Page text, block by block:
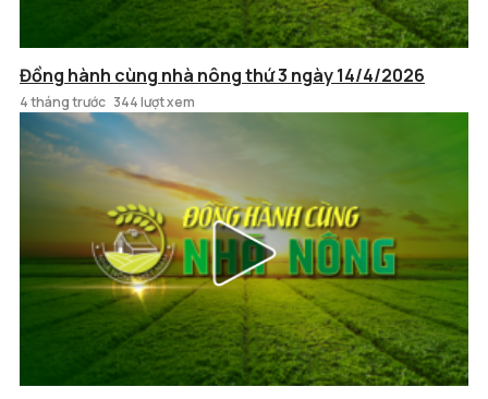
Đồng hành cùng nhà nông thứ 3 ngày 14/4/2026
4 tháng trước 344 lượt xem